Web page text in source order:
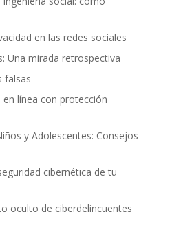
en las redes sociales
Una mirada retrospectiva
falsas
línea con protección
y Adolescentes: Consejos
cibernética de tu
oculto de ciberdelincuentes